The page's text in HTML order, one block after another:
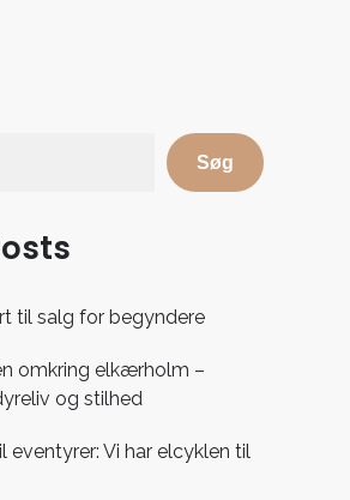
Søg
til salg for begyndere
omkring elkærholm –
og stilhed
eventyrer: Vi har elcyklen til